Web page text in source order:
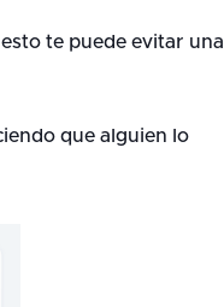
esto te puede evitar una
que alguien lo